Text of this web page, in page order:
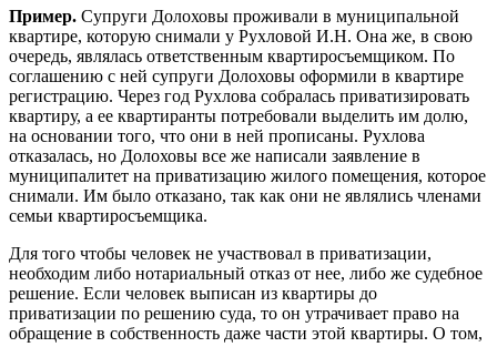
Пример. Супруги Долоховы проживали в муниципальной
квартире, которую снимали у Рухловой И.Н. Она же, в свою
очередь, являлась ответственным квартиросъемщиком. По
соглашению с ней супруги Долоховы оформили в квартире
регистрацию. Через год Рухлова собралась приватизировать
квартиру, а ее квартиранты потребовали выделить им долю,
на основании того, что они в ней прописаны. Рухлова
отказалась, но Долоховы все же написали заявление в
муниципалитет на приватизацию жилого помещения, которое
снимали. Им было отказано, так как они не являлись членами
семьи квартиросъемщика.
Для того чтобы человек не участвовал в приватизации,
необходим либо нотариальный отказ от нее, либо же судебное
решение. Если человек выписан из квартиры до
приватизации по решению суда, то он утрачивает право на
обращение в собственность даже части этой квартиры. О том,